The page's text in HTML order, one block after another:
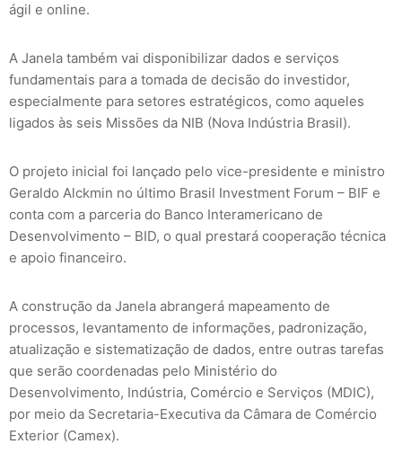
ágil e online.
A Janela também vai disponibilizar dados e serviços
fundamentais para a tomada de decisão do investidor,
especialmente para setores estratégicos, como aqueles
ligados às seis Missões da NIB (Nova Indústria Brasil).
O projeto inicial foi lançado pelo vice-presidente e ministro
Geraldo Alckmin no último Brasil Investment Forum – BIF e
conta com a parceria do Banco Interamericano de
Desenvolvimento – BID, o qual prestará cooperação técnica
e apoio financeiro.
A construção da Janela abrangerá mapeamento de
processos, levantamento de informações, padronização,
atualização e sistematização de dados, entre outras tarefas
que serão coordenadas pelo Ministério do
Desenvolvimento, Indústria, Comércio e Serviços (MDIC),
por meio da Secretaria-Executiva da Câmara de Comércio
Exterior (Camex).